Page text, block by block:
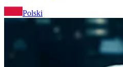
Polski